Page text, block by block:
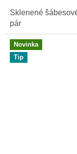
Sklenené
pár
Novinka
Tip